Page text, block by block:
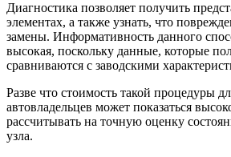
Диагностика позволяет получить
элементах, а также узнать, что
замены. Информативность данного
высокая, поскольку данные, которые
сравниваются с заводскими
Разве что стоимость такой процедуры
автовладельцев может показаться
рассчитывать на точную оценку
узла.